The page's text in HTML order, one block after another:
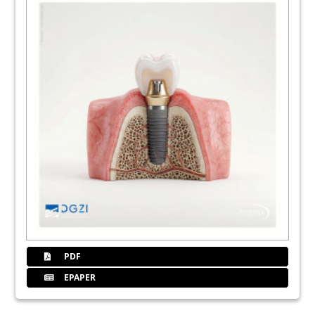
Dentaurum GmbH & Co. KG
Erfolgreicher Auftakt der Studiengruppe
Fulda/Rhön
Redaktion
DGZI - Deutsche Gesellschaft für
Curriculum
34DGZI - Deutsche Gesellschaft für
Zahnärztliche Implantologie e.V.:
Mitgliedsantrag
35CAMLOG Vertriebs GmbH
PDF
EPAPER